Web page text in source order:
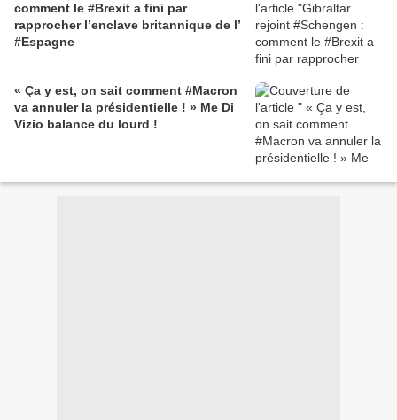
comment le #Brexit a fini par
rapprocher l’enclave britannique de l’
#Espagne
« Ça y est, on sait comment #Macron
va annuler la présidentielle ! » Me Di
Vizio balance du lourd !